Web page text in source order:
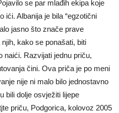
se par mlađih ekipa koje
ići. Albanija je bila “egzotični
jasno što znače prave
kako se ponašati, biti
Razvijati jednu priču,
čini. Ova priča je po meni
nije ni malo bilo jednostavno
bili dolje osvježiti lijepe
priču, Podgorica, kolovoz 2005